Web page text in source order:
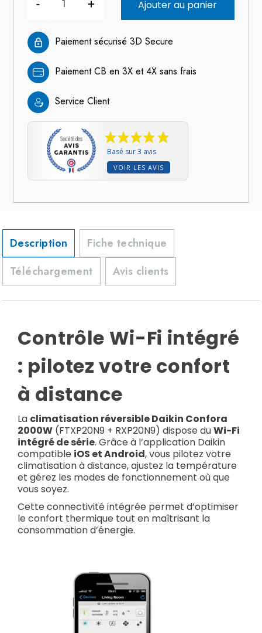
- + Ajouter au panier
Paiement sécurisé 3D Secure
Paiement CB en 3X et 4X sans frais
Service Client
Basé sur 3 avis
VOIR LES AVIS
Description
Fiche technique
Téléchargement
Avis clients
Contrôle Wi-Fi intégré
: pilotez votre confort
à distance
La climatisation réversible Daikin Confora
2000W (FTXP20N9 + RXP20N9) dispose duWi-Fi
intégré de série. Grâce à l’application Daikin
compatible iOS et Android, vous pilotez votre
climatisation à distance, ajustez la température
et gérez les modes de fonctionnement où que
vous soyez.
Cette connectivité intégrée permet d’optimiser
le confort thermique tout en maîtrisant la
consommation d’énergie.